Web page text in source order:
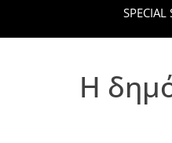
SPECIAL
Η